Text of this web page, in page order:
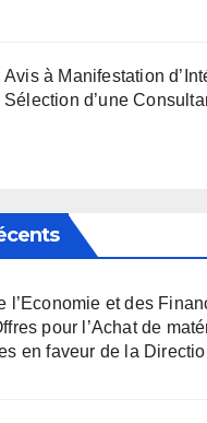
Avis à Manifestation
Sélection d’une
l’Economie et des
pour l’Achat de
en faveur de la